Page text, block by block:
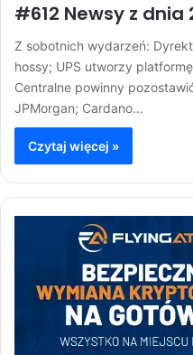
#612 Newsy z dnia
Z sobotnich wydarzeń:
hossy; UPS utworzy
Centralne powinny
JPMorgan; Cardano…
Czytaj więcej »